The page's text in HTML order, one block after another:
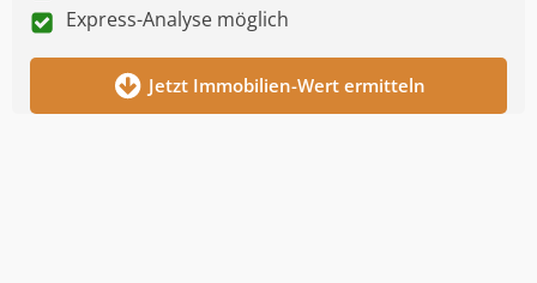
Express-Analyse möglich
Jetzt Immobilien-Wert ermitteln